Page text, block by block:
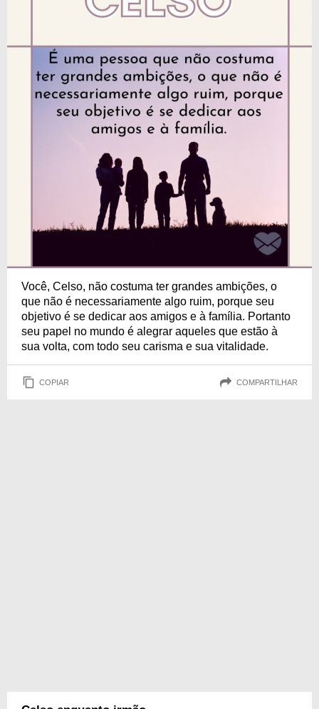
Você, Celso, não costuma ter grandes ambições, o
que não é necessariamente algo ruim, porque seu
objetivo é se dedicar aos amigos e à família. Portanto
seu papel no mundo é alegrar aqueles que estão à
sua volta, com todo seu carisma e sua vitalidade.
COPIAR COMPARTILHAR